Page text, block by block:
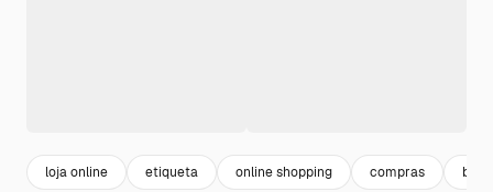
loja online etiqueta online shopping compras